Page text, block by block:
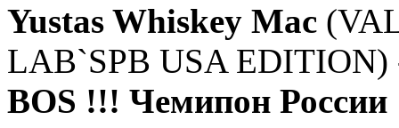
Yustas Whiskey Mac
LAB`SPB USA
BOS !!! Чемипон